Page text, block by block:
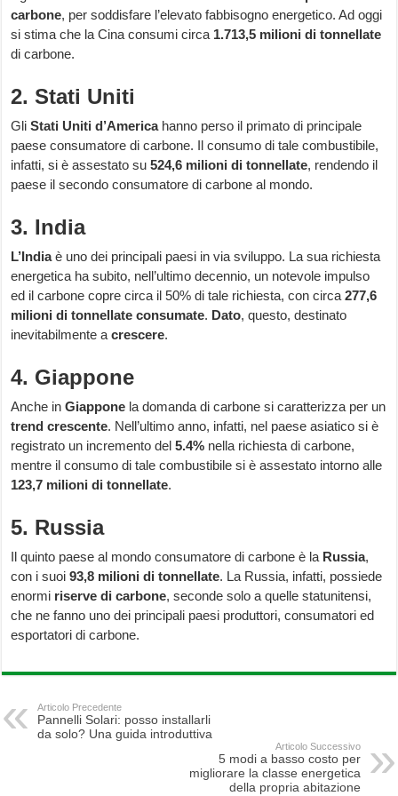
carbone, per soddisfare l’elevato fabbisogno energetico. Ad oggi
si stima che la Cina consumi circa 1.713,5 milioni di tonnellate
di carbone.
2. Stati Uniti
GliStati Uniti d’Americahanno perso il primato di principale
paese consumatore di carbone. Il consumo di tale combustibile,
infatti, si è assestato su524,6 milioni di tonnellate, rendendo il
paese il secondo consumatore di carbone al mondo.
3. India
L’Indiaè uno dei principali paesi in via sviluppo. La sua richiesta
energetica ha subito, nell’ultimo decennio, un notevole impulso
ed il carbone copre circa il 50% di tale richiesta, con circa277,6
milioni di tonnellate consumate. Dato, questo, destinato
inevitabilmente acrescere.
4. Giappone
Anche inGiappone la domanda di carbone si caratterizza per un
trend crescente. Nell’ultimo anno, infatti, nel paese asiatico si è
registrato un incremento del5.4% nella richiesta di carbone,
mentre il consumo di tale combustibile si è assestato intorno alle
123,7 milioni di tonnellate.
5. Russia
Il quinto paese al mondo consumatore di carbone è la Russia,
con i suoi93,8 milioni di tonnellate. La Russia, infatti, possiede
enormi riserve di carbone, seconde solo a quelle statunitensi,
che ne fanno uno dei principali paesi produttori, consumatori ed
esportatori di carbone.
Articolo Precedente
Pannelli Solari: posso installarli
da solo? Una guida introduttiva
Articolo Successivo
5 modi a basso costo per
migliorare la classe energetica
della propria abitazione